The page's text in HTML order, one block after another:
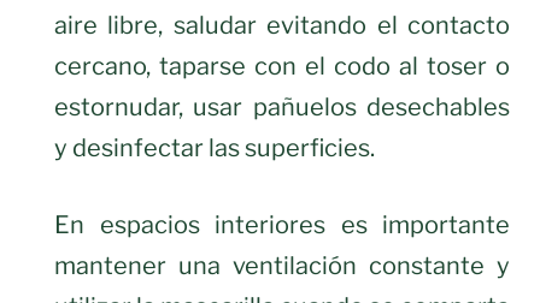
aire libre, saludar evitando el contacto
cercano, taparse con el codo al toser o
estornudar, usar pañuelos desechables
y desinfectar las superficies.
En espacios interiores es importante
mantener una ventilación constante y